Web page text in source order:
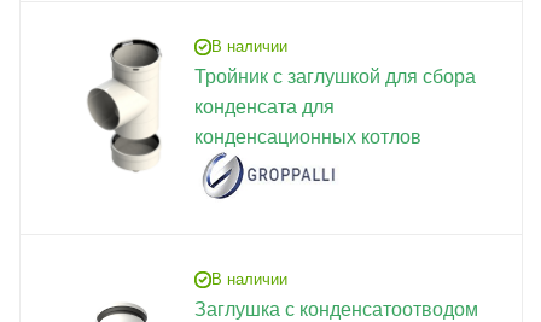
В наличии
Тройник с заглушкой для сбора
конденсата для
конденсационных котлов
В наличии
Заглушка с конденсатоотводом